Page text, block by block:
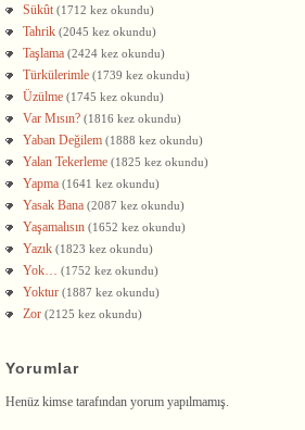
Sükût (1712 kez okundu)
Tahrik (2045 kez okundu)
Taşlama (2424 kez okundu)
Türkülerimle (1739 kez okundu)
Üzülme (1745 kez okundu)
Var Mısın? (1816 kez okundu)
Yaban Değilem (1888 kez okundu)
Yalan Tekerleme (1825 kez okundu)
Yapma (1641 kez okundu)
Yasak Bana (2087 kez okundu)
Yaşamalısın (1652 kez okundu)
Yazık (1823 kez okundu)
Yok… (1752 kez okundu)
Yoktur (1887 kez okundu)
Zor (2125 kez okundu)
Yorumlar
Henüz kimse tarafından yorum yapılmamış.